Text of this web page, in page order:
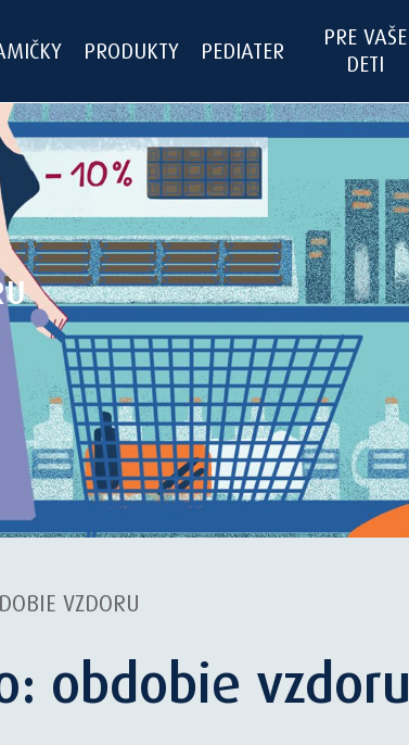
PRODUKTY PEDIATER
PRE VAŠE
DETI
VZDORU
obdobie vzdoru